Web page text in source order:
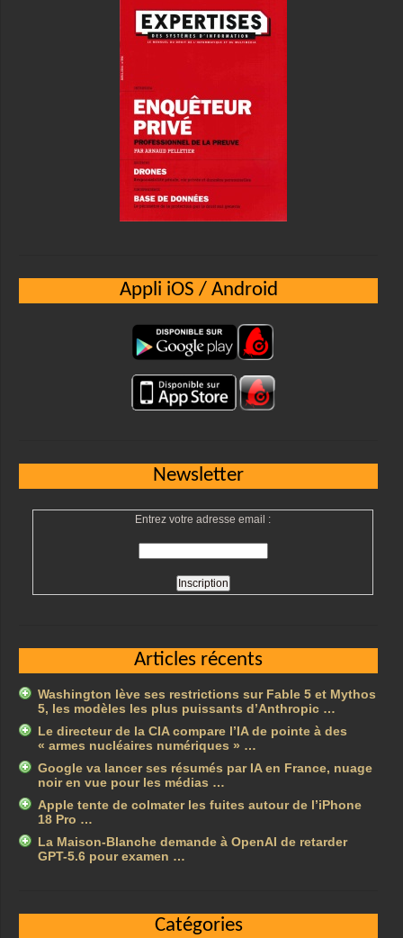
Appli iOS / Android
Newsletter
Entrez votre adresse email :
Articles récents
Washington lève ses restrictions sur Fable 5 et Mythos
5, les modèles les plus puissants d’Anthropic …
Le directeur de la CIA compare l’IA de pointe à des
« armes nucléaires numériques » …
Google va lancer ses résumés par IA en France, nuage
noir en vue pour les médias …
Apple tente de colmater les fuites autour de l’iPhone
18 Pro …
La Maison-Blanche demande à OpenAI de retarder
GPT-5.6 pour examen …
Catégories